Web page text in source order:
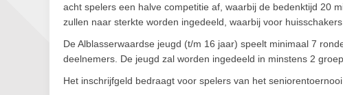
acht spelers een halve competitie af, waarbij de bedenktijd 20
zullen naar sterkte worden ingedeeld, waarbij voor
De Alblasserwaardse jeugd (t/m 16 jaar) speelt minimaal 7
deelnemers. De jeugd zal worden ingedeeld in minstens 2
Het inschrijfgeld bedraagt voor spelers van het